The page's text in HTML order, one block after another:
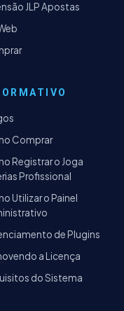
JLP Apostas
Comprar
Registrar o Joga
Profissional
Utilizar o Painel
de Plugins
a Licença
do Sistema